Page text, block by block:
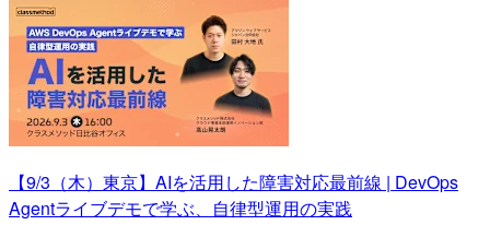
【9/3（木）東京】AIを活用した障害対応最前線 | DevOps
Agentライブデモで学ぶ、自律型運用の実践